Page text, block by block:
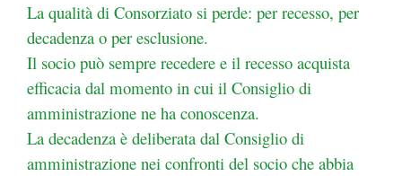
La qualità di Consorziato si perde: per recesso, per
decadenza o per esclusione.
Il socio può sempre recedere e il recesso acquista
efficacia dal momento in cui il Consiglio di
amministrazione ne ha conoscenza.
La decadenza è deliberata dal Consiglio di
amministrazione nei confronti del socio che abbia